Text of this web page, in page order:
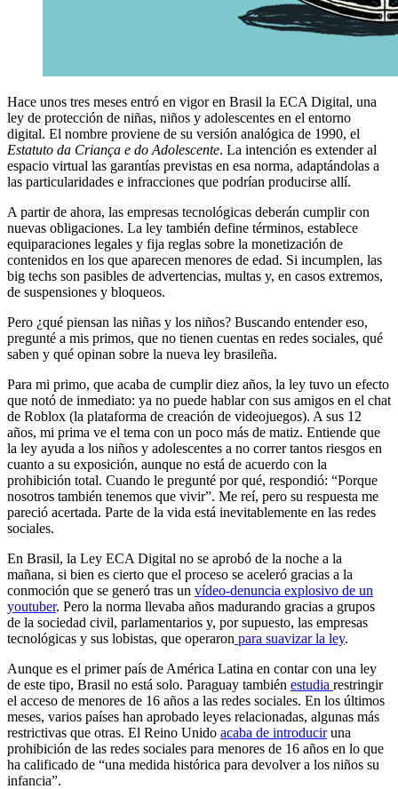
Hace unos tres meses entró en vigor en Brasil la ECA Digital, una
ley de protección de niñas, niños y adolescentes en el entorno
digital. El nombre proviene de su versión analógica de 1990, el
Estatuto da Criança e do Adolescente. La intención es extender al
espacio virtual las garantías previstas en esa norma, adaptándolas a
las particularidades e infracciones que podrían producirse allí.
A partir de ahora, las empresas tecnológicas deberán cumplir con
nuevas obligaciones. La ley también define términos, establece
equiparaciones legales y fija reglas sobre la monetización de
contenidos en los que aparecen menores de edad. Si incumplen, las
big techs son pasibles de advertencias, multas y, en casos extremos,
de suspensiones y bloqueos.
Pero ¿qué piensan las niñas y los niños? Buscando entender eso,
pregunté a mis primos, que no tienen cuentas en redes sociales, qué
saben y qué opinan sobre la nueva ley brasileña.
Para mi primo, que acaba de cumplir diez años, la ley tuvo un efecto
que notó de inmediato: ya no puede hablar con sus amigos en el chat
de Roblox (la plataforma de creación de videojuegos). A sus 12
años, mi prima ve el tema con un poco más de matiz. Entiende que
la ley ayuda a los niños y adolescentes a no correr tantos riesgos en
cuanto a su exposición, aunque no está de acuerdo con la
prohibición total. Cuando le pregunté por qué, respondió: “Porque
nosotros también tenemos que vivir”. Me reí, pero su respuesta me
pareció acertada. Parte de la vida está inevitablemente en las redes
sociales.
En Brasil, la Ley ECA Digital no se aprobó de la noche a la
mañana, si bien es cierto que el proceso se aceleró gracias a la
conmoción que se generó tras un vídeo-denuncia explosivo de un
youtuber. Pero la norma llevaba años madurando gracias a grupos
de la sociedad civil, parlamentarios y, por supuesto, las empresas
tecnológicas y sus lobistas, que operaron para suavizar la ley.
Aunque es el primer país de América Latina en contar con una ley
de este tipo, Brasil no está solo. Paraguay también estudia restringir
el acceso de menores de 16 años a las redes sociales. En los últimos
meses, varios países han aprobado leyes relacionadas, algunas más
restrictivas que otras. El Reino Unido acaba de introduciruna
prohibición de las redes sociales para menores de 16 años en lo que
ha calificado de “una medida histórica para devolver a los niños su
infancia”.